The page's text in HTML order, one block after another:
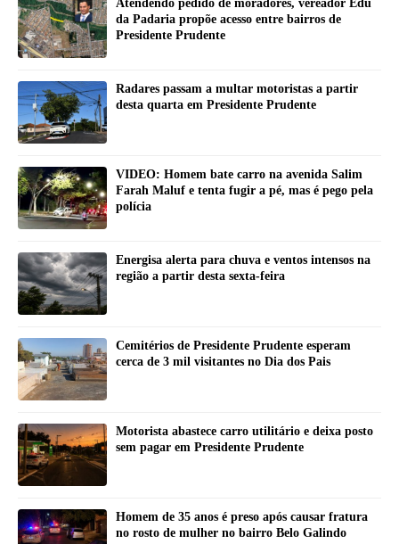
Atendendo pedido de moradores, vereador Edu
da Padaria propõe acesso entre bairros de
Presidente Prudente
Radares passam a multar motoristas a partir
desta quarta em Presidente Prudente
VIDEO: Homem bate carro na avenida Salim
Farah Maluf e tenta fugir a pé, mas é pego pela
polícia
Energisa alerta para chuva e ventos intensos na
região a partir desta sexta-feira
Cemitérios de Presidente Prudente esperam
cerca de 3 mil visitantes no Dia dos Pais
Motorista abastece carro utilitário e deixa posto
sem pagar em Presidente Prudente
Homem de 35 anos é preso após causar fratura
no rosto de mulher no bairro Belo Galindo